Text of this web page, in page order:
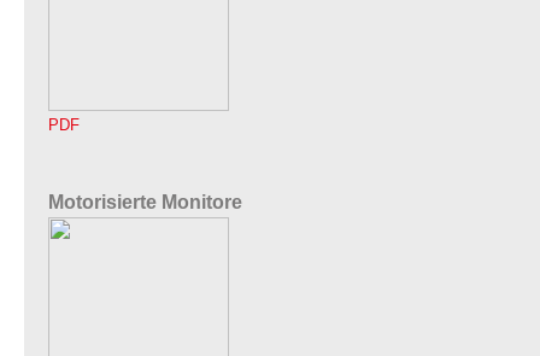
PDF
Motorisierte Monitore